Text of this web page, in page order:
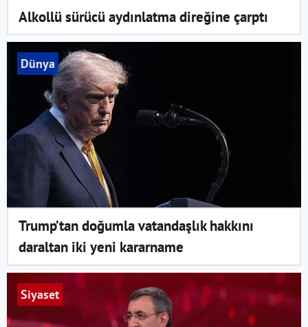
Alkollü sürücü aydınlatma direğine çarptı
Dünya
Trump’tan doğumla vatandaşlık hakkını
daraltan iki yeni kararname
Siyaset